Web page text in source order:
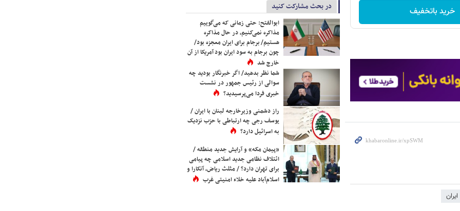
خرید باتخفیف در بحث مشارکت کنید
ابوالفتح: حتی زمانی که می‌گوییم
مذاکره نمی‌کنیم، در حال مذاکره
هستیم/ برجام برای ایران معجزه بود/
چون برجام به سود ایران بود آمریکا از آن
خارج شد
شما نظر بدهید/ اگر خبرنگار بودید چه
سوالی از رئیس جمهور در نشست
خبری فردا می‌پرسیدید؟
راز دشمنی وزیرخارجه لبنان با ایران /
یوسف رجی چه ارتباطی با حزب نزدیک
به اسرائیل دارد؟
«پیمان مکه» و آرایش جدید منطقه /
ائتلاف نظامی جدید اسلامی چه پیامی
برای تهران دارد؟ / مثلث ریاض، آنکارا و
اسلام‌آباد علیه خلاء امنیتی غرب